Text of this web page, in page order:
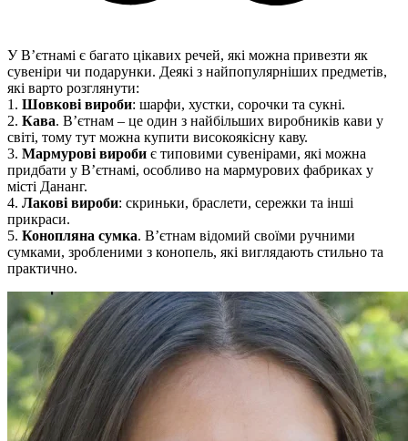
У В’єтнамі є багато цікавих речей, які можна привезти як
сувеніри чи подарунки. Деякі з найпопулярніших предметів,
які варто розглянути:
1. Шовкові вироби: шарфи, хустки, сорочки та сукні.
2. Кава. В’єтнам – це один з найбільших виробників кави у
світі, тому тут можна купити високоякісну каву.
3. Мармурові вироби є типовими сувенірами, які можна
придбати у В’єтнамі, особливо на мармурових фабриках у
місті Дананг.
4. Лакові вироби: скриньки, браслети, сережки та інші
прикраси.
5. Конопляна сумка. В’єтнам відомий своїми ручними
сумками, зробленими з конопель, які виглядають стильно та
практично.